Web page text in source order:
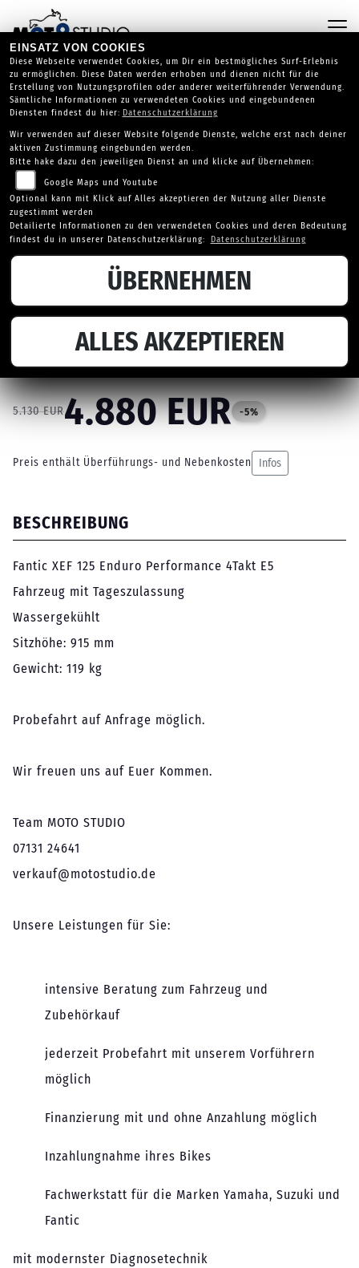
FANTIC XEF 125 PERFORMANCE
ENDURO 4 TAKT E5
5.130 EUR4.880 EUR -5%
Preis enthält Überführungs- und Nebenkosten Infos
BESCHREIBUNG
Fantic XEF 125 Enduro Performance 4Takt E5
Fahrzeug mit Tageszulassung
Wassergekühlt
Sitzhöhe: 915 mm
Gewicht: 119 kg
Probefahrt auf Anfrage möglich.
Wir freuen uns auf Euer Kommen.
Team MOTO STUDIO
07131 24641
verkauf@motostudio.de
Unsere Leistungen für Sie:
intensive Beratung zum Fahrzeug und
Zubehörkauf
jederzeit Probefahrt mit unserem Vorführern
möglich
Finanzierung mit und ohne Anzahlung möglich
Inzahlungnahme ihres Bikes
Fachwerkstatt für die Marken Yamaha, Suzuki und
Fantic
mit modernster Diagnosetechnik
EINSATZ VON COOKIES
Diese Webseite verwendet Cookies, um Dir ein bestmögliches Surf-Erlebnis
zu ermöglichen. Diese Daten werden erhoben und dienen nicht für die
Erstellung von Nutzungsprofilen oder anderer weiterführender Verwendung.
Sämtliche Informationen zu verwendeten Cookies und eingebundenen
Diensten findest du hier: Datenschutzerklärung
Wir verwenden auf dieser Website folgende Dienste, welche erst nach deiner
aktiven Zustimmung eingebunden werden.
Bitte hake dazu den jeweiligen Dienst an und klicke auf Übernehmen:
Google Maps und Youtube
Optional kann mit Klick auf Alles akzeptieren der Nutzung aller Dienste
zugestimmt werden
Detailierte Informationen zu den verwendeten Cookies und deren Bedeutung
findest du in unserer Datenschutzerklärung:
Datenschutzerklärung
ÜBERNEHMEN
ALLES AKZEPTIEREN